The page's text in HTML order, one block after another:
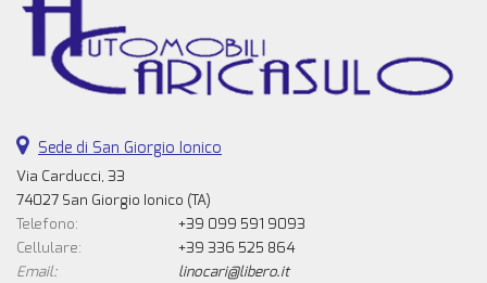
Sede di San Giorgio Ionico
Via Carducci, 33
74027 San Giorgio Ionico (TA)
Telefono:
+39 099 591 9093
Cellulare:
+39 336 525 864
Email:
linocari@libero.it